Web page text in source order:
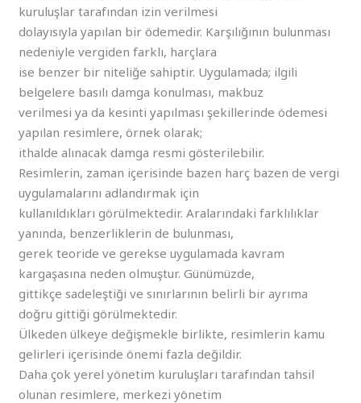
kuruluşlar tarafından izin verilmesi
dolayısıyla yapılan bir ödemedir. Karşılığının bulunması
nedeniyle vergiden farklı, harçlara
ise benzer bir niteliğe sahiptir. Uygulamada; ilgili
belgelere basılı damga konulması, makbuz
verilmesi ya da kesinti yapılması şekillerinde ödemesi
yapılan resimlere, örnek olarak;
ithalde alınacak damga resmi gösterilebilir.
Resimlerin, zaman içerisinde bazen harç bazen de vergi
uygulamalarını adlandırmak için
kullanıldıkları görülmektedir. Aralarındaki farklılıklar
yanında, benzerliklerin de bulunması,
gerek teoride ve gerekse uygulamada kavram
kargaşasına neden olmuştur. Günümüzde,
gittikçe sadeleştiği ve sınırlarının belirli bir ayrıma
doğru gittiği görülmektedir.
Ülkeden ülkeye değişmekle birlikte, resimlerin kamu
gelirleri içerisinde önemi fazla değildir.
Daha çok yerel yönetim kuruluşları tarafından tahsil
olunan resimlere, merkezi yönetim